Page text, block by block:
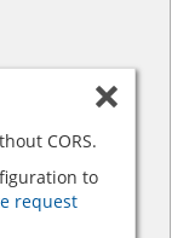
CORS.
to
request